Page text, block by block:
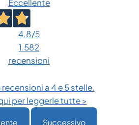
Eccellente
4,8/5
1.582
recensioni
a 4 e 5 stelle.
per leggerle tutte >
Successivo